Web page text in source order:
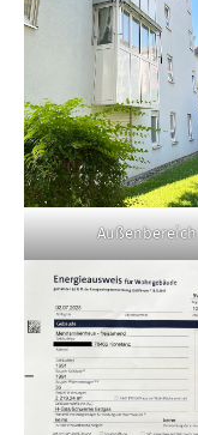
Außenbereich